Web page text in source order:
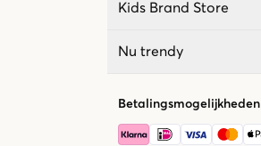
Kids Brand Store
Nu trendy
Betalingsmogelijkheden